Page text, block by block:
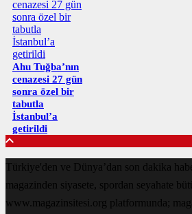
Ahu Tuğba’nın
cenazesi 27 gün
sonra özel bir
tabutla
İstanbul’a
getirildi
Türkiye'den ve Dünya’dan son dakika
magazinden siyasete, spordan seyahate
www.magazinsitesi.org platformunda;